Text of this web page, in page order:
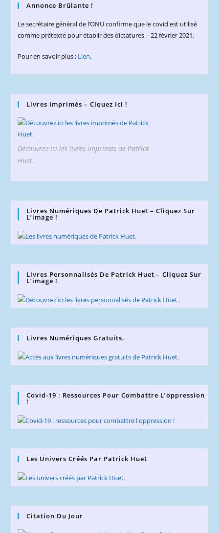
Annonce Brûlante !
Le secrétaire général de l’ONU confirme que le covid est utilisé
comme prétexte pour établir des dictatures – 22 février 2021.
Pour en savoir plus : Lien.
Livres Imprimés – Clquez Ici !
Découvrez ici les livres imprimés de Patrick
Huet.
Livres Numériques De Patrick Huet – Cliquez Sur
L’image !
Livres Personnalisés De Patrick Huet – Cliquez Sur
L’image !
Livres Numériques Gratuits.
Covid-19 : Ressources Pour Combattre L’oppression
!
Les Univers Créés Par Patrick Huet
Citation Du Jour